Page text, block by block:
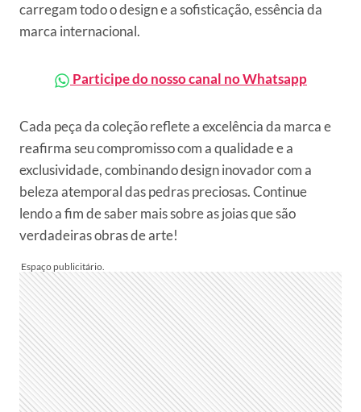
carregam todo o design e a sofisticação, essência da
marca internacional.
Participe do nosso canal no Whatsapp
Cada peça da coleção reflete a excelência da marca e
reafirma seu compromisso com a qualidade e a
exclusividade, combinando design inovador com a
beleza atemporal das pedras preciosas. Continue
lendo a fim de saber mais sobre as joias que são
verdadeiras obras de arte!